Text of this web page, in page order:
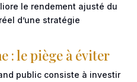
le rendement ajusté du
d’une stratégie
: le piège à éviter
public consiste à investir